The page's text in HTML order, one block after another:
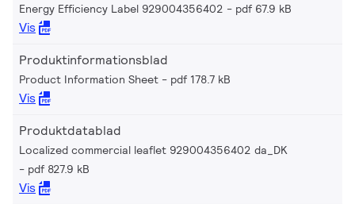
Energy Efficiency Label 929004356402 pdf 67.9 kB
Vis
Produktinformationsblad
Product Information Sheet pdf 178.7 kB
Vis
Produktdatablad
Localized commercial leaflet 929004356402 da_DK
pdf 827.9 kB
Vis